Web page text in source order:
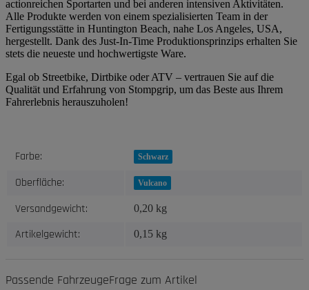
actionreichen Sportarten und bei anderen intensiven Aktivitäten.
Alle Produkte werden von einem spezialisierten Team in der
Fertigungsstätte in Huntington Beach, nahe Los Angeles, USA,
hergestellt. Dank des Just-In-Time Produktionsprinzips erhalten Sie
stets die neueste und hochwertigste Ware.
Egal ob Streetbike, Dirtbike oder ATV – vertrauen Sie auf die
Qualität und Erfahrung von Stompgrip, um das Beste aus Ihrem
Fahrerlebnis herauszuholen!
Produkteigenschaft
Wert
Farbe: Schwarz
Oberfläche: Vulcano
Versandgewicht: 0,20 kg
Artikelgewicht: 0,15 kg
Passende FahrzeugeFrage zum Artikel